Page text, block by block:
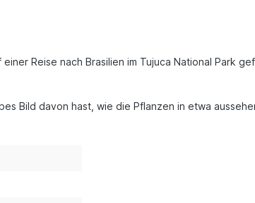
Reise nach Brasilien im Tujuca National Park
Bild davon hast, wie die Pflanzen in etwa